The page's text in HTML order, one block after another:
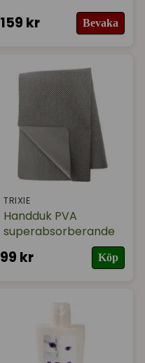
159 kr Bevaka
TRIXIE
Handduk PVA
superabsorberande
99 kr Köp